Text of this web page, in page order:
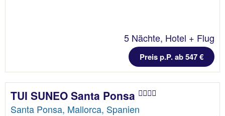
5 Nächte, Hotel + Flug
Preis p.P. ab 547 €
TUI SUNEO Santa Ponsa
Santa Ponsa, Mallorca, Spanien